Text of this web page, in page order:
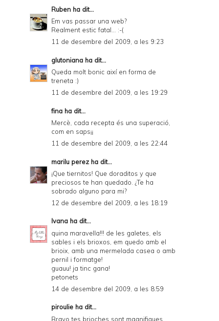
Ruben ha dit...
Em vas passar una web?
Realment estic fatal... :-(
11 de desembre del 2009, a les 9:23
glutoniana ha dit...
Queda molt bonic així en forma de
treneta :)
11 de desembre del 2009, a les 19:29
fina ha dit...
Mercè, cada recepta és una superació,
com en saps¡¡
11 de desembre del 2009, a les 22:44
marilu perez ha dit...
¡Que tiernitos! Que doraditos y que
preciosos te han quedado. ¿Te ha
sobrado alguno para mi?
12 de desembre del 2009, a les 18:19
Ivana ha dit...
quina maravella!!! de les galetes, els
sables i els brioxos, em quedo amb el
brioix, amb una mermelada casea o amb
pernil i formatge!
guauu! ja tinc gana!
petonets
14 de desembre del 2009, a les 8:59
piroulie ha dit...
Bravo tes brioches sont magnifiques